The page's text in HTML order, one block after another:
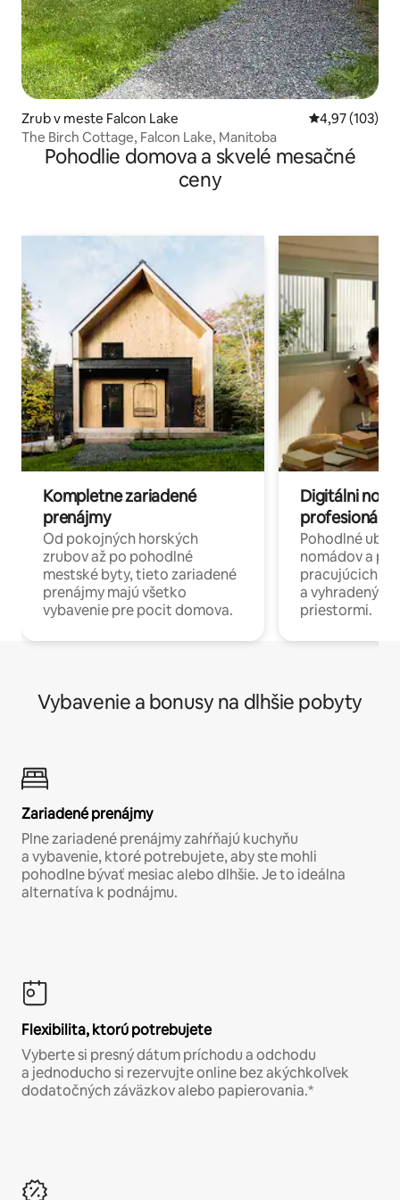
Zrub v meste Falcon Lake Priemerné
4,97 (103)
The Birch Cottage, Falcon Lake, Manitoba
Pohodlie domova a skvelé mesačné
ceny
Kompletne zariadené
prenájmy
Od pokojných horských
zrubov až po pohodlné
mestské byty, tieto zariadené
prenájmy majú všetko
vybavenie pre pocit domova.
Digitálni
profesionáli
Pohodlné
nomádov a
pracujúcich
a
priestormi.
Vybavenie a bonusy na dlhšie pobyty
Zariadené prenájmy
Plne zariadené prenájmy zahŕňajú kuchyňu
a vybavenie, ktoré potrebujete, aby ste mohli
pohodlne bývať mesiac alebo dlhšie. Je to ideálna
alternatíva k podnájmu.
Flexibilita, ktorú potrebujete
Vyberte si presný dátum príchodu a odchodu
a jednoducho si rezervujte online bez akýchkoľvek
dodatočných záväzkov alebo papierovania.*